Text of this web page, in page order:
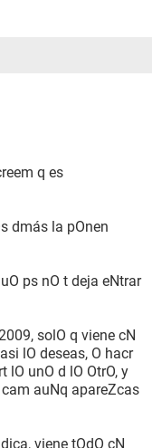
q es
dmás la pOnen
ps nO t deja eNtrar
solO q viene cN
lO deseas, O hacr
lO unO d lO OtrO, y
auNq apareZcas
viene tOdO cN